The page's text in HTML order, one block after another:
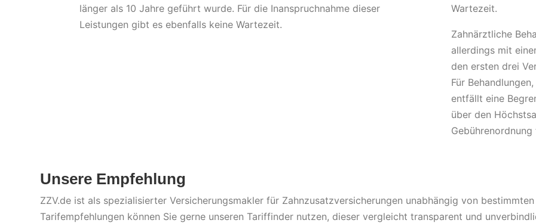
länger als 10 Jahre geführt wurde. Für die Inanspruchnahme dieser
Leistungen gibt es ebenfalls keine Wartezeit.
Wartezeit.
Zahnärztliche
allerdings mit
den ersten drei
Für
entfällt eine
über den
Unsere Empfehlung
ZZV.de ist als spezialisierter Versicherungsmakler für Zahnzusatzversicherungen unabhängig von
Tarifempfehlungen können Sie gerne unseren Tariffinder nutzen, dieser vergleicht transparent und